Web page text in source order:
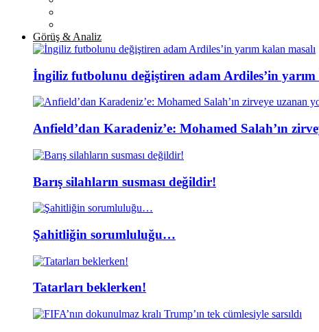
Görüş & Analiz
İngiliz futbolunu değiştiren adam Ardiles’in yarım
Anfield’dan Karadeniz’e: Mohamed Salah’ın
Barış silahların susması değildir!
Şahitliğin sorumluluğu…
Tatarları beklerken!